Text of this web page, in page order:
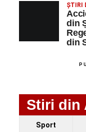
ȘTIRI
din
din
Stiri din
Sport